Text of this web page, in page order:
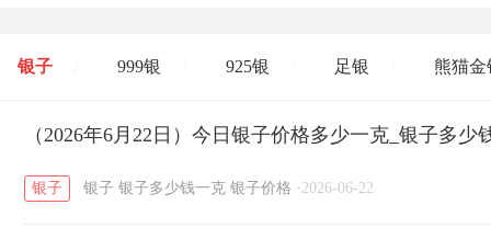
银子 999银 925银 足银 熊猫金
开国纪念币 大清银币 / 长城币 / 老
菜百 周生生 周大生
（2026年6月22日）今日银子价格多少一克_银子多少
银子 银子 银子多少钱一克 银子价格 · 2026-06-22